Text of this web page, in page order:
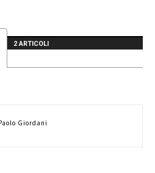
2 ARTICOLI
Giordani